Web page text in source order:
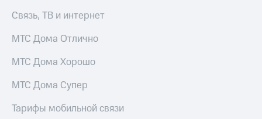
Связь, ТВ и интернет
МТС Дома Отлично
МТС Дома Хорошо
МТС Дома Супер
Тарифы мобильной связи